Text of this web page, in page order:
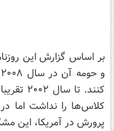
بر اساس گزارش این
کنند.
پرورش در آمریکا، این